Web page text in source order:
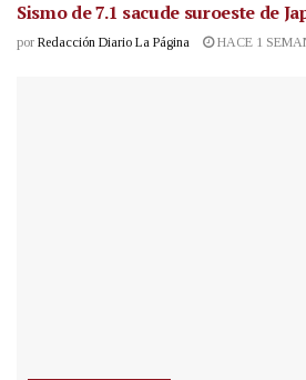
Sismo de 7.1 sacude suroeste de
por Redacción Diario La Página HACE 1